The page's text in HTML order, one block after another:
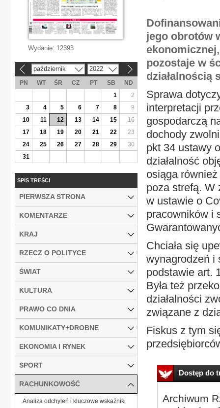
jego obrotów
pozostaje w
działalnością
Sprawa
interpretacji
gospodarczą
dochody
pkt 34 ustawy
działalność
osiąga
poza strefą. W
w ustawie o
pracowników i
Chciała się
wynagrodzeń i
podstawie art.
Była też
działalności
związane z
Fiskus z tym
Dostęp do
Archiwum
Wydanie: 12393
październik 2022
PN WT ŚR CZ PT SB
ND
1
2
3
4 5 6 7 8
9
10
11 12 13 14 15
16
17
18 19 20 21 22
23
24
25 26 27 28 29
30
31
SPIS TREŚCI
PIERWSZA STRONA
KOMENTARZE
KRAJ
RZECZ O POLITYCE
ŚWIAT
KULTURA
PRAWO CO DNIA
KOMUNIKATY+DROBNE
EKONOMIA I RYNEK
SPORT
RACHUNKOWOŚĆ
Analiza odchyleń i kluczowe wskaźniki